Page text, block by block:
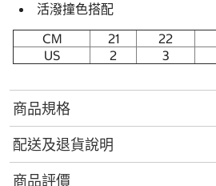
活潑撞色搭配
CM
21 22
US
2 3
商品規格
配送及退貨說明
商品評價